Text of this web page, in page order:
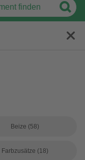
Beize (58)
Farbzusätze (18)